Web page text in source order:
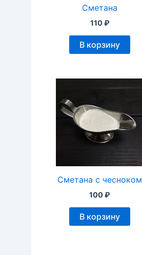
Сметана
110₽
В корзину
Сметана с чесноком
100₽
В корзину